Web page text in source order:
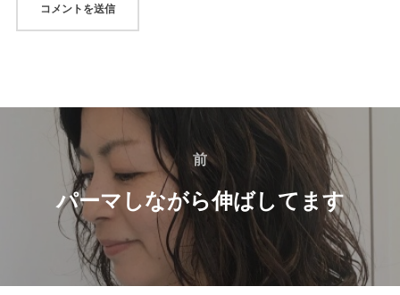
前
前
パーマしながら伸ばしてます